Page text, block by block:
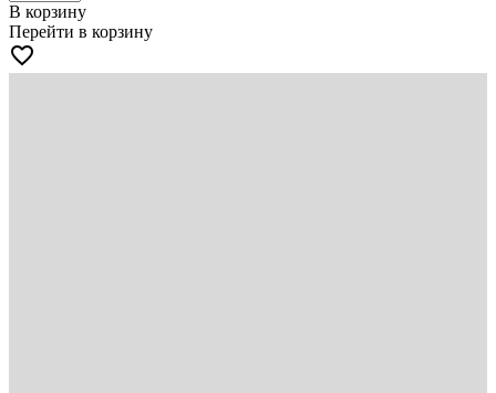
В корзину
Перейти в корзину
favorite_border